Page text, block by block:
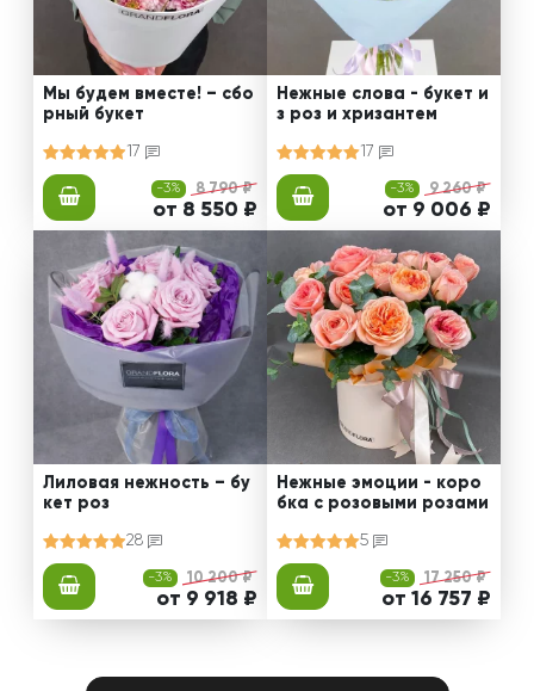
Мы будем вместе! – сбо
рный букет
17
-3% 8 790 ₽
от 8 550 ₽
Нежные слова - букет и
з роз и хризантем
17
-3% 9 260 ₽
от 9 006 ₽
Лиловая нежность – бу
кет роз
28
-3% 10 200 ₽
от 9 918 ₽
Нежные эмоции - коро
бка с розовыми розами
5
-3% 17 250 ₽
от 16 757 ₽